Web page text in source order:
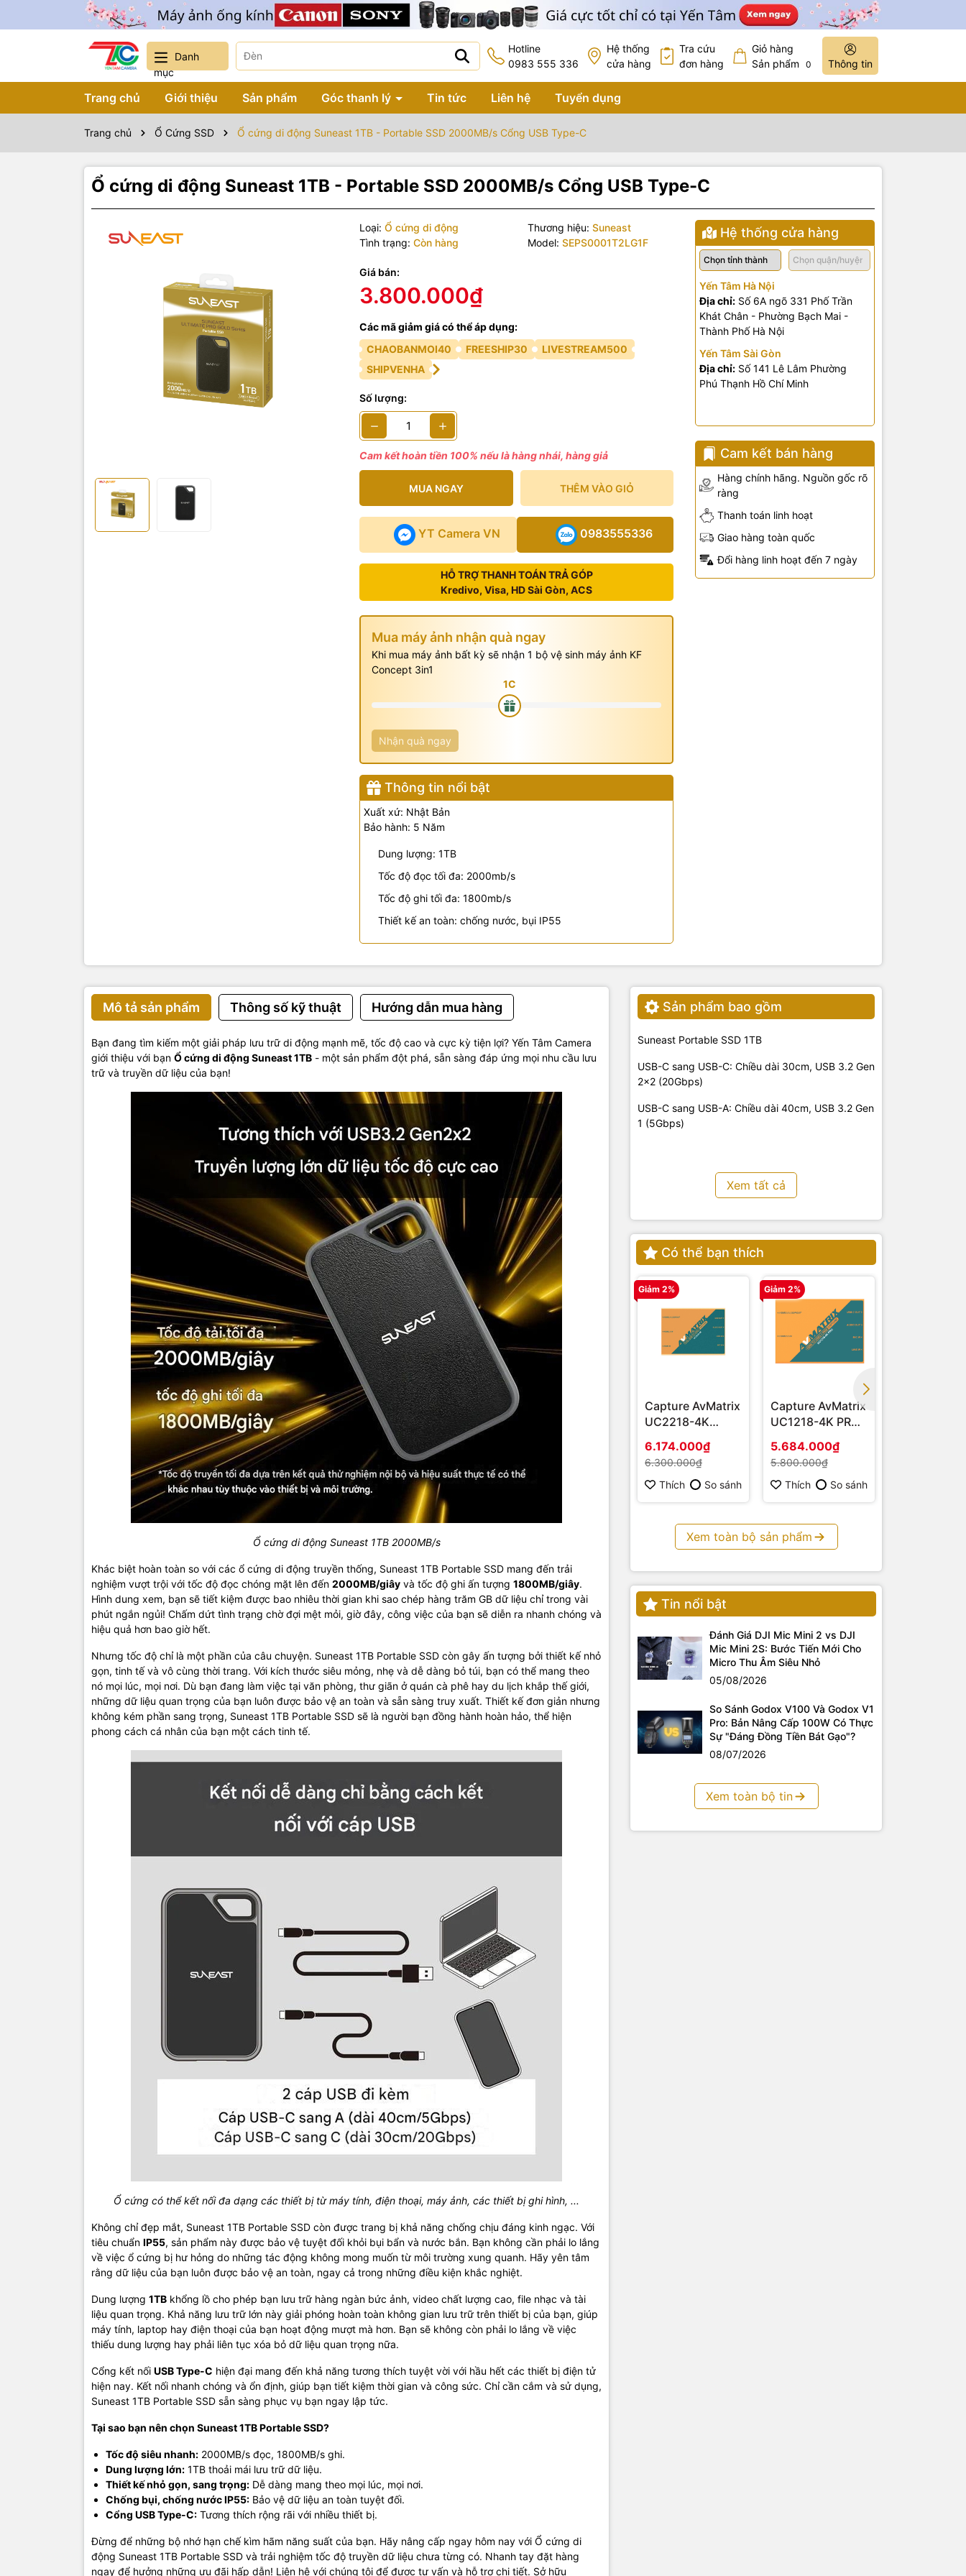
Danh
mục
Hotline
0983 555 336
Hệ thống
cửa hàng
Tra cứu
đơn hàng
Giỏ hàng
Sản phẩm
0 Thông tin
Trang chủ Giới thiệu Sản phẩm Góc thanh lý Tin tức Liên hệ Tuyển dụng
Trang chủ Ổ Cứng SSD Ổ cứng di động Suneast 1TB - Portable SSD 2000MB/s Cổng USB Type-C
Ổ cứng di động Suneast 1TB - Portable SSD 2000MB/s Cổng USB Type-C
Loại: Ổ cứng di động Thương hiệu: Suneast
Tình trạng: Còn hàng Model: SEPS0001T2LG1F
Giá bán:
3.800.000₫
Các mã giảm giá có thể áp dụng:
CHAOBANMOI40
FREESHIP30
LIVESTREAM500
SHIPVENHA
Số lượng:
Cam kết hoàn tiền 100% nếu là hàng nhái, hàng giả
MUA NGAY THÊM VÀO GIỎ
YT Camera VN 0983555336
HỖ TRỢ THANH TOÁN TRẢ GÓP
Kredivo, Visa, HD Sài Gòn, ACS
Mua máy ảnh nhận quà ngay
Khi mua máy ảnh bất kỳ sẽ nhận 1 bộ vệ sinh máy ảnh KF
Concept 3in1
Nhận quà ngay
Thông tin nổi bật
Xuất xứ: Nhật Bản
Bảo hành: 5 Năm
Dung lượng: 1TB
Tốc độ đọc tối đa: 2000mb/s
Tốc độ ghi tối đa: 1800mb/s
Thiết kế an toàn: chống nước, bụi IP55
Hệ thống cửa hàng
Yến Tâm Hà Nội
Địa chỉ:Số 6A ngõ 331 Phố Trần
Khát Chân - Phường Bạch Mai -
Thành Phố Hà Nội
Yến Tâm Sài Gòn
Địa chỉ:Số 141 Lê Lâm Phường
Phú Thạnh Hồ Chí Minh
Cam kết bán hàng
Hàng chính hãng. Nguồn gốc rõ
ràng
Thanh toán linh hoạt
Giao hàng toàn quốc
Đổi hàng linh hoạt đến 7 ngày
Mô tả sản phẩm Thông số kỹ thuật Hướng dẫn mua hàng
Bạn đang tìm kiếm một giải pháp lưu trữ di động mạnh mẽ, tốc độ cao và cực kỳ tiện lợi? Yến Tâm Camera
giới thiệu với bạn Ổ cứng di động Suneast 1TB - một sản phẩm đột phá, sẵn sàng đáp ứng mọi nhu cầu lưu
trữ và truyền dữ liệu của bạn!
Ổ cứng di động Suneast 1TB 2000MB/s
Khác biệt hoàn toàn so với các ổ cứng di động truyền thống, Suneast 1TB Portable SSD mang đến trải
nghiệm vượt trội với tốc độ đọc chóng mặt lên đến 2000MB/giây và tốc độ ghi ấn tượng 1800MB/giây.
Hình dung xem, bạn sẽ tiết kiệm được bao nhiêu thời gian khi sao chép hàng trăm GB dữ liệu chỉ trong vài
phút ngắn ngủi! Chấm dứt tình trạng chờ đợi mệt mỏi, giờ đây, công việc của bạn sẽ diễn ra nhanh chóng và
hiệu quả hơn bao giờ hết.
Nhưng tốc độ chỉ là một phần của câu chuyện. Suneast 1TB Portable SSD còn gây ấn tượng bởi thiết kế nhỏ
gọn, tinh tế và vô cùng thời trang. Với kích thước siêu mỏng, nhẹ và dễ dàng bỏ túi, bạn có thể mang theo
nó mọi lúc, mọi nơi. Dù bạn đang làm việc tại văn phòng, thư giãn ở quán cà phê hay du lịch khắp thế giới,
những dữ liệu quan trọng của bạn luôn được bảo vệ an toàn và sẵn sàng truy xuất. Thiết kế đơn giản nhưng
không kém phần sang trọng, Suneast 1TB Portable SSD sẽ là người bạn đồng hành hoàn hảo, thể hiện
phong cách cá nhân của bạn một cách tinh tế.
Ổ cứng có thể kết nối đa dạng các thiết bị từ máy tính, điện thoại, máy ảnh, các thiết bị ghi hình, ...
Không chỉ đẹp mắt, Suneast 1TB Portable SSD còn được trang bị khả năng chống chịu đáng kinh ngạc. Với
tiêu chuẩn IP55, sản phẩm này được bảo vệ tuyệt đối khỏi bụi bẩn và nước bắn. Bạn không cần phải lo lắng
về việc ổ cứng bị hư hỏng do những tác động không mong muốn từ môi trường xung quanh. Hãy yên tâm
rằng dữ liệu của bạn luôn được bảo vệ an toàn, ngay cả trong những điều kiện khắc nghiệt.
Dung lượng 1TB khổng lồ cho phép bạn lưu trữ hàng ngàn bức ảnh, video chất lượng cao, file nhạc và tài
liệu quan trọng. Khả năng lưu trữ lớn này giải phóng hoàn toàn không gian lưu trữ trên thiết bị của bạn, giúp
máy tính, laptop hay điện thoại của bạn hoạt động mượt mà hơn. Bạn sẽ không còn phải lo lắng về việc
thiếu dung lượng hay phải liên tục xóa bỏ dữ liệu quan trọng nữa.
Cổng kết nối USB Type-C hiện đại mang đến khả năng tương thích tuyệt vời với hầu hết các thiết bị điện tử
hiện nay. Kết nối nhanh chóng và ổn định, giúp bạn tiết kiệm thời gian và công sức. Chỉ cần cắm và sử dụng,
Suneast 1TB Portable SSD sẵn sàng phục vụ bạn ngay lập tức.
Tại sao bạn nên chọn Suneast 1TB Portable SSD?
Tốc độ siêu nhanh: 2000MB/s đọc, 1800MB/s ghi.
Dung lượng lớn: 1TB thoải mái lưu trữ dữ liệu.
Thiết kế nhỏ gọn, sang trọng: Dễ dàng mang theo mọi lúc, mọi nơi.
Chống bụi, chống nước IP55: Bảo vệ dữ liệu an toàn tuyệt đối.
Cổng USB Type-C: Tương thích rộng rãi với nhiều thiết bị.
Đừng để những bộ nhớ hạn chế kìm hãm năng suất của bạn. Hãy nâng cấp ngay hôm nay với Ổ cứng di
động Suneast 1TB Portable SSD và trải nghiệm tốc độ truyền dữ liệu chưa từng có. Nhanh tay đặt hàng
ngay để hưởng những ưu đãi hấp dẫn! Liên hệ với chúng tôi để được tư vấn và hỗ trợ chi tiết. Sở hữu
Sản phẩm bao gồm
Suneast Portable SSD 1TB
USB-C sang USB-C: Chiều dài 30cm, USB 3.2 Gen
2×2 (20Gbps)
USB-C sang USB-A: Chiều dài 40cm, USB 3.2 Gen
1 (5Gbps)
Xem tất cả
Có thể bạn thích
Giảm 2%
Capture AvMatrix
UC2218-4K
6.174.000₫
6.300.000₫
Thích
So sánh
Giảm 2%
Capture AvMatrix
UC1218-4K PRO -
5.684.000₫
5.800.000₫
Thích
So sánh
Xem toàn bộ sản phẩm
Tin nổi bật
Đánh Giá DJI Mic Mini 2 vs DJI
Mic Mini 2S: Bước Tiến Mới Cho
Micro Thu Âm Siêu Nhỏ
05/08/2026
So Sánh Godox V100 Và Godox V1
Pro: Bản Nâng Cấp 100W Có Thực
Sự "Đáng Đồng Tiền Bát Gạo"?
08/07/2026
Xem toàn bộ tin
Sản phẩm bao gồm
Suneast Portable SSD 1TB
USB-C sang USB-C: Chiều dài 30cm, USB 3.2 Gen 2×2 (20Gbps)
USB-C sang USB-A: Chiều dài 40cm, USB 3.2 Gen 1 (5Gbps)